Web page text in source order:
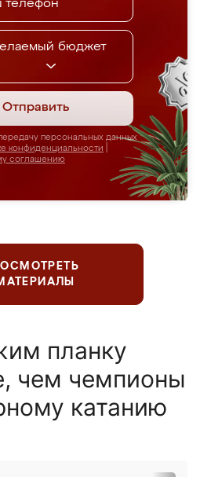
бюджет
Отправить
персональных данных
конфиденциальности
соглашению
планку
чем чемпионы
катанию